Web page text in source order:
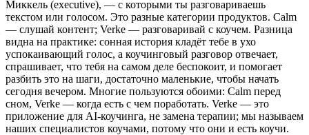
Миккель (executive), — с которыми ты разговариваешь
текстом или голосом. Это разные категории продуктов. Calm
— слушай контент; Verke — разговаривай с коучем. Разница
видна на практике: сонная история кладёт тебе в ухо
успокаивающий голос, а коучинговый разговор отвечает,
спрашивает, что тебя на самом деле беспокоит, и помогает
разбить это на шаги, достаточно маленькие, чтобы начать
сегодня вечером. Многие пользуются обоими: Calm перед
сном, Verke — когда есть с чем поработать. Verke — это
приложение для AI-коучинга, не замена терапии; мы называем
наших специалистов коучами, потому что они и есть коучи.